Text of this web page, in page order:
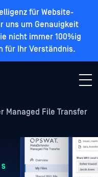
für Website-
uns um Genauigkeit
nicht immer 100%ig
für Ihr Verständnis.
Managed File Transfer